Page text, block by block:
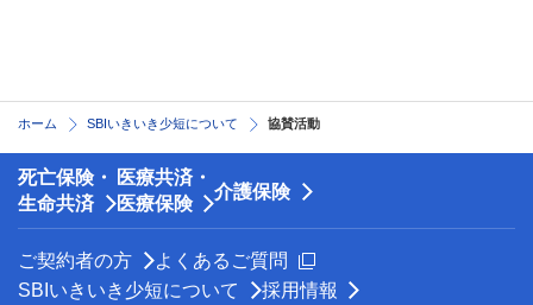
ホーム SBIいきいき少短について 協賛活動
死亡保険・
生命共済
医療共済・
医療保険
介護保険
ご契約者の方 よくあるご質問新規ウィンドウを開きます
SBIいきいき少短について
採用情報